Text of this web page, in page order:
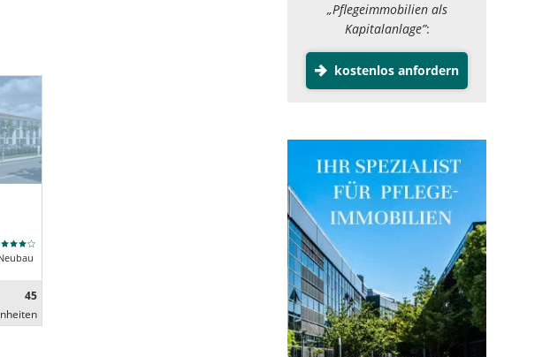
45
„Pflegeimmobilien als
Kapitalanlage”:
kostenlos anfordern